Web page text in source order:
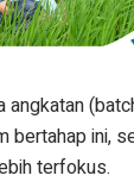
angkatan
ini,
terfokus.